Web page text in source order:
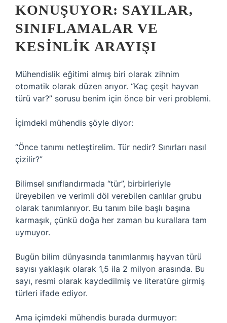
KONUŞUYOR: SAYILAR,
SINIFLAMALAR VE
KESINLIK ARAYIŞI
Mühendislik eğitimi almış biri olarak zihnim
otomatik olarak düzen arıyor. “Kaç çeşit hayvan
türü var?” sorusu benim için önce bir veri problemi.
İçimdeki mühendis şöyle diyor:
“Önce tanımı netleştirelim. Tür nedir? Sınırları nasıl
çizilir?”
Bilimsel sınıflandırmada “tür”, birbirleriyle
üreyebilen ve verimli döl verebilen canlılar grubu
olarak tanımlanıyor. Bu tanım bile başlı başına
karmaşık, çünkü doğa her zaman bu kurallara tam
uymuyor.
Bugün bilim dünyasında tanımlanmış hayvan türü
sayısı yaklaşık olarak 1,5 ila 2 milyon arasında. Bu
sayı, resmi olarak kaydedilmiş ve literatüre girmiş
türleri ifade ediyor.
Ama içimdeki mühendis burada durmuyor: